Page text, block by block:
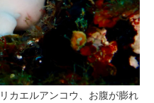
カエルアンコウ、お腹が膨れ